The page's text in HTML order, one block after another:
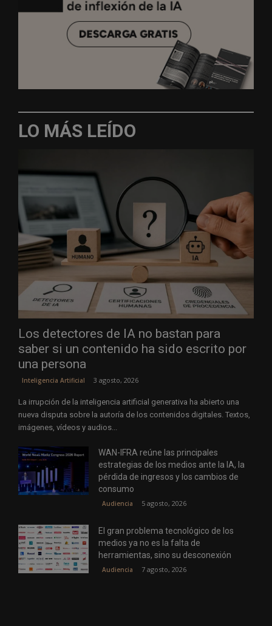
LO MÁS LEÍDO
Los detectores de IA no bastan para
saber si un contenido ha sido escrito por
una persona
Inteligencia Artificial 3 agosto, 2026
La irrupción de la inteligencia artificial generativa ha abierto una
nueva disputa sobre la autoría de los contenidos digitales. Textos,
imágenes, vídeos y audios...
WAN-IFRA reúne las principales
estrategias de los medios ante la IA, la
pérdida de ingresos y los cambios de
consumo
Audiencia 5 agosto, 2026
El gran problema tecnológico de los
medios ya no es la falta de
herramientas, sino su desconexión
Audiencia 7 agosto, 2026